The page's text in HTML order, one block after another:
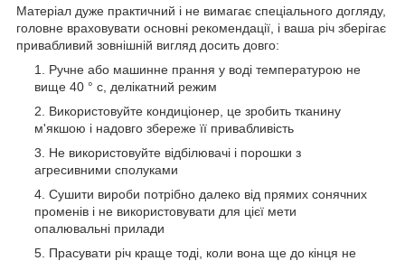
Матеріал дуже практичний і не вимагає спеціального догляду,
головне враховувати основні рекомендації, і ваша річ зберігає
привабливий зовнішній вигляд досить довго:
Ручне або машинне прання у воді температурою не
вище 40 ° с, делікатний режим
Використовуйте кондиціонер, це зробить тканину
м'якшою і надовго збереже її привабливість
Не використовуйте відбілювачі і порошки з
агресивними сполуками
Сушити вироби потрібно далеко від прямих сонячних
променів і не використовувати для цієї мети
опалювальні прилади
Прасувати річ краще тоді, коли вона ще до кінця не